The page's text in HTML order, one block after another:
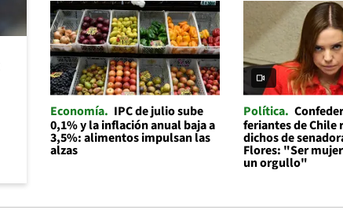
Economía
IPC de julio sube
0,1% y la inflación anual baja a
3,5%: alimentos impulsan las
alzas
Política
feriantes de Chile
dichos de
Flores: "Ser
un orgullo"